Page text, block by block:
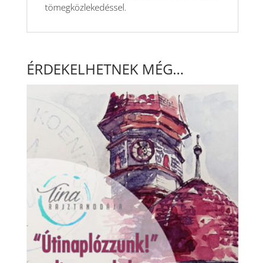
tömegközlekedéssel.
ÉRDEKELHETNEK MÉG…